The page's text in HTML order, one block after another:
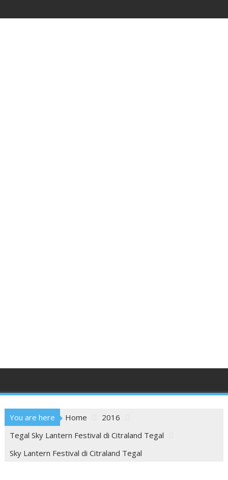
to
You are here Home
2016
Tegal Sky Lantern Festival di Citraland Tegal
Sky Lantern Festival di Citraland Tegal